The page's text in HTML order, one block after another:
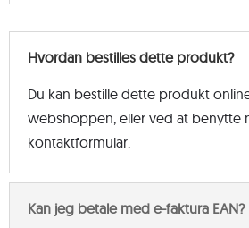
Hvordan bestilles dette produkt?
Du kan bestille dette produkt
webshoppen, eller ved at benytte
kontaktformular.
Kan jeg betale med e-faktura EAN?